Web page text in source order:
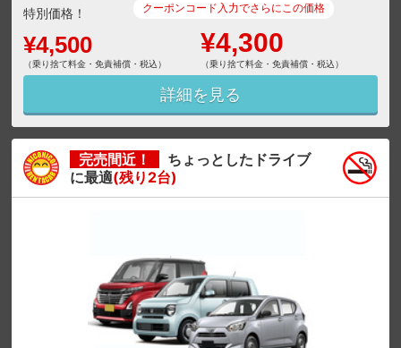
特別価格！
¥4,500
（乗り捨て料金・免責補償・税込）
クーポンコード入力でさらにこの価格
¥4,300
（乗り捨て料金・免責補償・税込）
詳細を見る
完売間近！
ちょっとしたドライブ
に最適(残り2台)